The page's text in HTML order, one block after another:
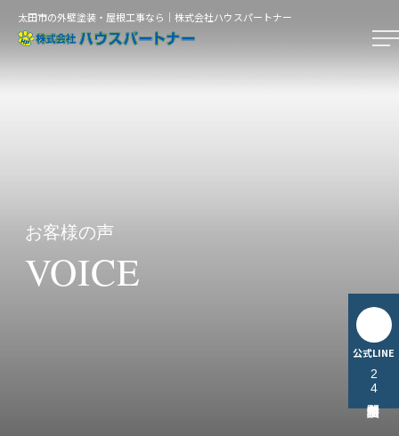
太田市の外壁塗装・屋根工事なら｜株式会社ハウスパートナー
公式LINE
24時間無料相談受付中
お客様の声
VOICE